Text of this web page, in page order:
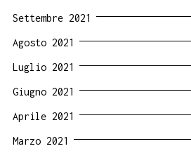
Settembre 2021
Agosto 2021
Luglio 2021
Giugno 2021
Aprile 2021
Marzo 2021